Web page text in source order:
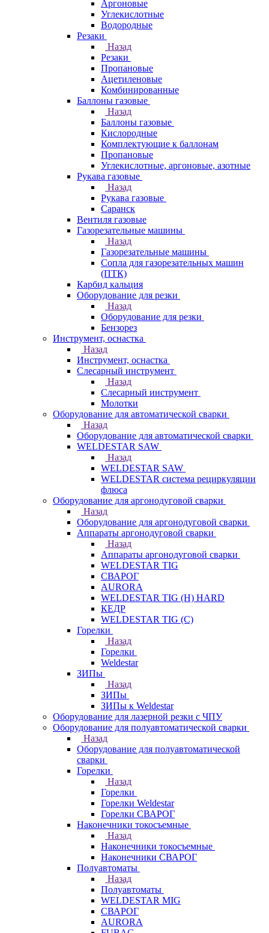
Аргоновые
Углекислотные
Водородные
Резаки
Назад
Резаки
Пропановые
Ацетиленовые
Комбинированные
Баллоны газовые
Назад
Баллоны газовые
Кислородные
Комплектующие к баллонам
Пропановые
Углекислотные, аргоновые, азотные
Рукава газовые
Назад
Рукава газовые
Саранск
Вентиля газовые
Газорезательные машины
Назад
Газорезательные машины
Сопла для газорезательных машин
(ПТК)
Карбид кальция
Оборудование для резки
Назад
Оборудование для резки
Бензорез
Инструмент, оснастка
Назад
Инструмент, оснастка
Слесарный инструмент
Назад
Слесарный инструмент
Молотки
Оборудование для автоматической сварки
Назад
Оборудование для автоматической сварки
WELDESTAR SAW
Назад
WELDESTAR SAW
WELDESTAR система рециркуляции
флюса
Оборудование для аргонодуговой сварки
Назад
Оборудование для аргонодуговой сварки
Аппараты аргонодуговой сварки
Назад
Аппараты аргонодуговой сварки
WELDESTAR TIG
СВАРОГ
AURORA
WELDESTAR TIG (H) HARD
КЕДР
WELDESTAR TIG (С)
Горелки
Назад
Горелки
Weldestar
ЗИПы
Назад
ЗИПы
ЗИПы к Weldestar
Оборудование для лазерной резки с ЧПУ
Оборудование для полуавтоматической сварки
Назад
Оборудование для полуавтоматической
сварки
Горелки
Назад
Горелки
Горелки Weldestar
Горелки СВАРОГ
Наконечники токосъемные
Назад
Наконечники токосъемные
Наконечники СВАРОГ
Полуавтоматы
Назад
Полуавтоматы
WELDESTAR MIG
СВАРОГ
AURORA